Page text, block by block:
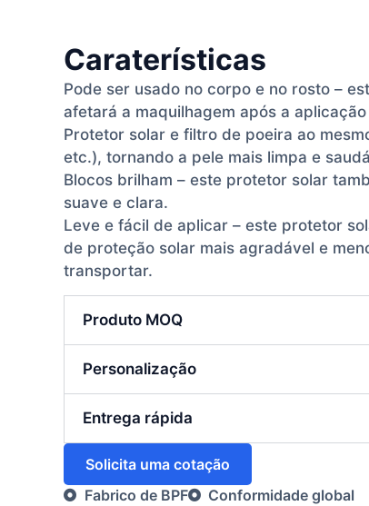
Caraterísticas
Pode ser usado no corpo e no rosto –
afetará a maquilhagem após a
Protetor solar e filtro de poeira ao
etc.), tornando a pele mais limpa e
Blocos brilham – este protetor solar
suave e clara.
Leve e fácil de aplicar – este protetor
de proteção solar mais agradável e
transportar.
Produto MOQ
Personalização
Entrega rápida
Solicita uma cotação
Fabrico de BPF
Conformidade global